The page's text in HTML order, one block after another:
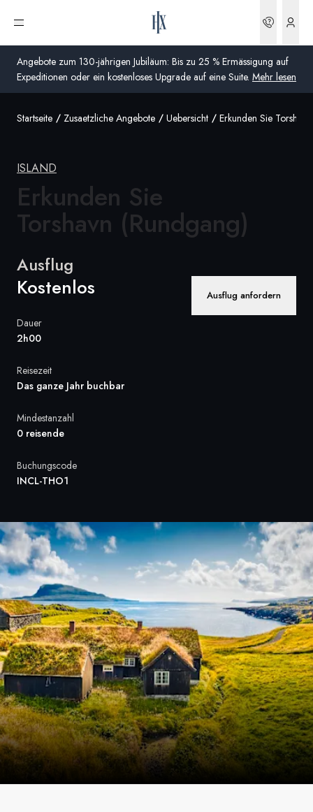
Angebote zum 130-jährigen Jubiläum: Bis zu 25 % Ermässigung auf
Expeditionen oder ein kostenloses Upgrade auf eine Suite. Mehr lesen
Menü öffnen
Vereinigtes Königreich (England, Schottland, Wales
und Nordirland)
USA
Deutschland
Schweiz
Dänemark
Norwegen
Global
Startseite Zusaetzliche Angebote Uebersicht Erkunden Sie Torshavn
ISLAND
Erkunden Sie
Torshavn (Rundgang)
Ausflug
Kostenlos Ausflug anfordern
Dauer
2h00
Reisezeit
Das ganze Jahr buchbar
Mindestanzahl
0 reisende
Buchungscode
INCL-THO1